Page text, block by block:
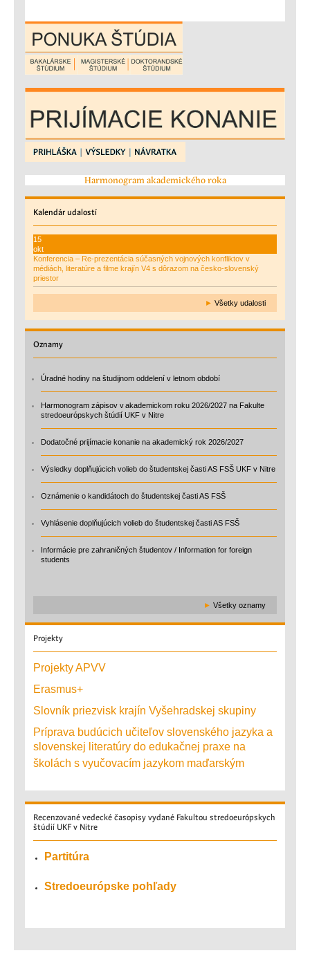
Harmonogram akademického roka
Kalendárudalostí
15
okt
Konferencia – Re-prezentácia súčasných vojnových konfliktov v
médiách, literatúre a filme krajín V4 s dôrazom na česko-slovenský
priestor
► Všetky udalosti
Oznamy
Úradné hodiny na študijnom oddelení v letnom období
Harmonogram zápisov v akademickom roku 2026/2027 na Fakulte
stredoeurópskych štúdií UKF v Nitre
Dodatočné prijímacie konanie na akademický rok 2026/2027
Výsledky doplňujúcich volieb do študentskej časti AS FSŠ UKF v Nitre
Oznámenie o kandidátoch do študentskej časti AS FSŠ
Vyhlásenie doplňujúcich volieb do študentskej časti AS FSŠ
Informácie pre zahraničných študentov / Information for foreign
students
► Všetky oznamy
Projekty
Projekty APVV
Erasmus+
Slovník priezvisk krajín Vyšehradskej skupiny
Príprava budúcich učiteľov slovenského jazyka a
slovenskej literatúry do edukačnej praxe na
školách s vyučovacím jazykom maďarským
Recenzované vedecké časopisy vydané Fakultou stredoeurópskych
štúdií UKF v Nitre
Partitúra
Stredoeurópske pohľady